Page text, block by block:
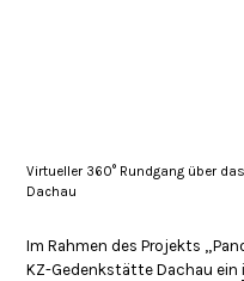
Virtueller 360° Rundgang über
Dachau
Im Rahmen des Projekts
KZ-Gedenkstätte Dachau ein